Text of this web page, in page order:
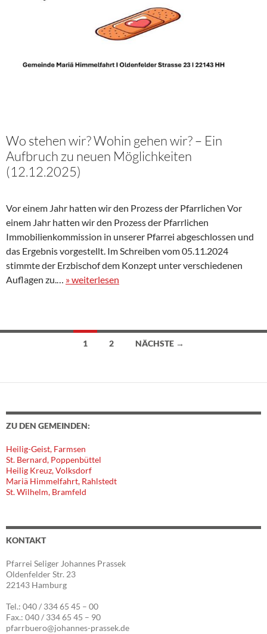
Wo stehen wir? Wohin gehen wir? – Ein
Aufbruch zu neuen Möglichkeiten
(12.12.2025)
Vor einem Jahr hatten wir den Prozess der Pfarrlichen Vor
einem Jahr hatten wir den Prozess der Pfarrlichen
Immobilienkommission in unserer Pfarrei abgeschlossen und
das Ergebnis vorgestellt. Im Schreiben vom 05.11.2024
stimmte der Erzbischof dem Konzept unter verschiedenen
Auflagen zu.… » weiterlesen
1 2 NÄCHSTE →
ZU DEN GEMEINDEN:
Heilig-Geist, Farmsen
St. Bernard, Poppenbüttel
Heilig Kreuz, Volksdorf
Mariä Himmelfahrt, Rahlstedt
St. Wilhelm, Bramfeld
KONTAKT
Pfarrei Seliger Johannes Prassek
Oldenfelder Str. 23
22143 Hamburg
Tel.: 040 / 334 65 45 – 00
Fax.: 040 / 334 65 45 – 90
pfarrbuero@johannes-prassek.de